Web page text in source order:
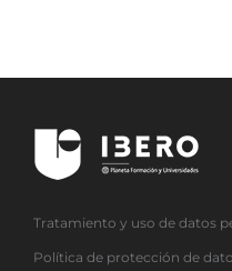
Tratamiento y uso de datos
Política de protección de